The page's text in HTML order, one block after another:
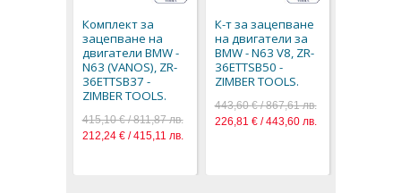
Комплект за
зацепване на
двигатели BMW -
N63 (VANOS), ZR-
36ETTSB37 -
ZIMBER TOOLS.
415,10 € / 811,87 лв.
212,24 € / 415,11 лв.
К-т за зацепване
на двигатели за
BMW - N63 V8, ZR-
36ETTSB50 -
ZIMBER TOOLS.
443,60 € / 867,61 лв.
226,81 € / 443,60 лв.